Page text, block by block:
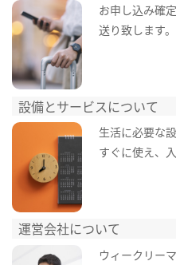
お申し込み確
送り致します。
設備とサービスについて
生活に必要な
すぐに使え、
運営会社について
ウィークリー